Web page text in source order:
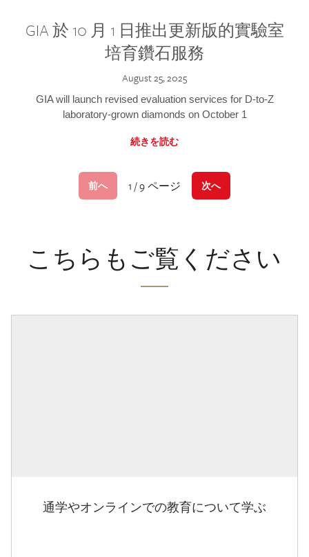
GIA 於 10 月 1 日推出更新版的實驗室
培育鑽石服務
August 25, 2025
GIA will launch revised evaluation services for D-to-Z
laboratory-grown diamonds on October 1
続きを読む
前へ 1 / 9 ページ 次へ
こちらもご覧ください
通学やオンラインでの教育について学ぶ